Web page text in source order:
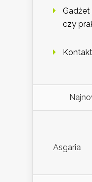
Gadżet
czy
Asgaria